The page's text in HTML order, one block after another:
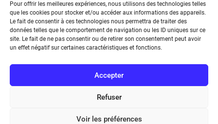
Pour offrir les meilleures expériences, nous utilisons des technologies telles
que les cookies pour stocker et/ou accéder aux informations des appareils.
Le fait de consentir à ces technologies nous permettra de traiter des
données telles que le comportement de navigation ou les ID uniques sur ce
site. Le fait de ne pas consentir ou de retirer son consentement peut avoir
un effet négatif sur certaines caractéristiques et fonctions.
Accepter
Refuser
Voir les préférences
ainsi que leurs liens de téléchargement.
Société de l’Electricité, de l’Electronique et des Technologies